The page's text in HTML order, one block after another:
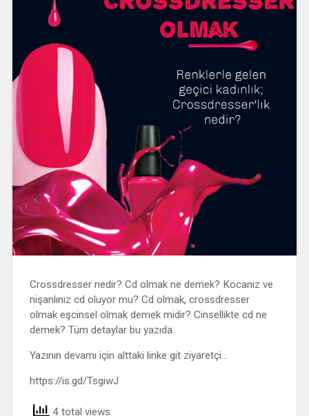
Crossdresser nedir? Cd olmak ne demek? Kocanız ve
nişanlınız cd oluyor mu? Cd olmak, crossdresser
olmak eşcinsel olmak demek midir? Cinsellikte cd ne
demek? Tüm detaylar bu yazıda.
Yazının devamı için alttaki linke git ziyaretçi…
https://is.gd/TsgiwJ
4 total views